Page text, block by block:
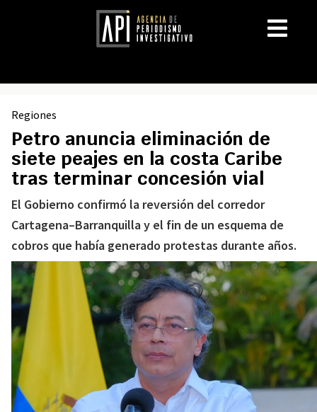
Regiones
Petro anuncia eliminación de
siete peajes en la costa Caribe
tras terminar concesión vial
El Gobierno confirmó la reversión del corredor
Cartagena–Barranquilla y el fin de un esquema de
cobros que había generado protestas durante años.